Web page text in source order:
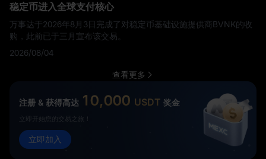
稳定币进入全球支付核心
万事达于2026年8月3日完成了对稳定币基础设施提供商BVNK的收
购，此前已于三月宣布该交易。
2026/08/04
查看更多
注册 & 获得高达 10,000 USDT 奖金
立即开始您的交易之旅！
立即加入